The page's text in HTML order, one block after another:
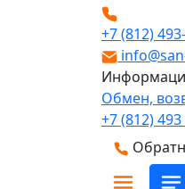
+7 (812)
Обмен,
+7 (812)